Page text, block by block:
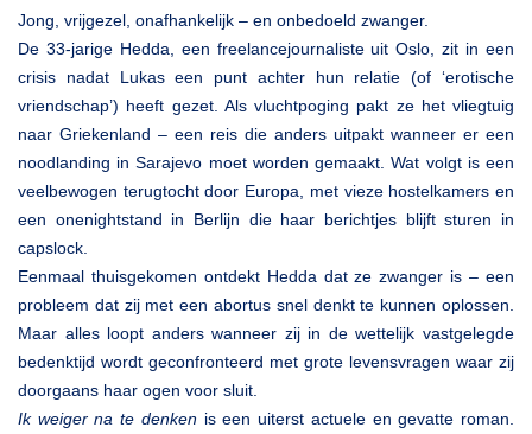
denken
Jong, vrijgezel, onafhankelijk – en onbedoeld zwanger.
De 33-jarige Hedda, een freelancejournaliste uit Oslo, zit in een
crisis nadat Lukas een punt achter hun relatie (of ‘erotische
vriendschap’) heeft gezet. Als vluchtpoging pakt ze het vliegtuig
naar Griekenland – een reis die anders uitpakt wanneer er een
noodlanding in Sarajevo moet worden gemaakt. Wat volgt is een
veelbewogen terugtocht door Europa, met vieze hostelkamers en
een onenightstand in Berlijn die haar berichtjes blijft sturen in
capslock.
Eenmaal thuisgekomen ontdekt Hedda dat ze zwanger is – een
probleem dat zij met een abortus snel denkt te kunnen oplossen.
Maar alles loopt anders wanneer zij in de wettelijk vastgelegde
bedenktijd wordt geconfronteerd met grote levensvragen waar zij
doorgaans haar ogen voor sluit.
Ik weiger na te denkenis een uiterst actuele en gevatte roman.